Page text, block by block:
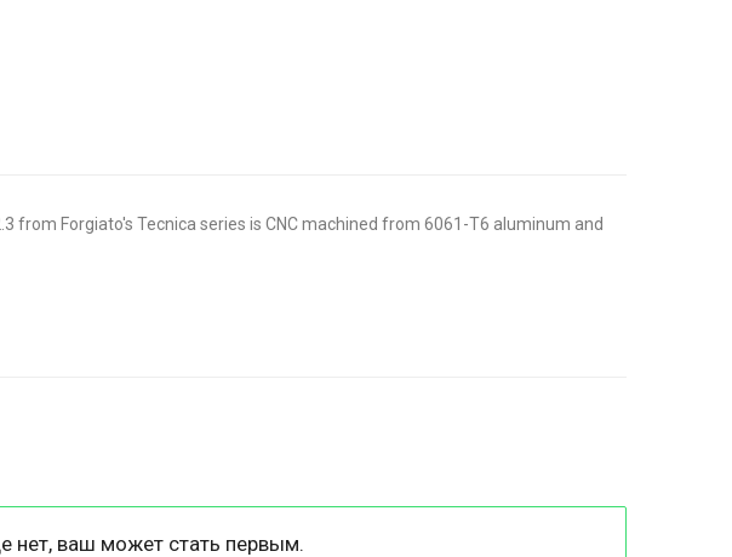
from Forgiato's Tecnica series is CNC machined from 6061-T6 aluminum and
нет, ваш может стать первым.